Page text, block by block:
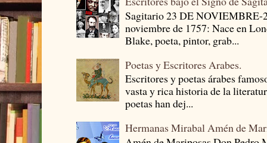
Sagitario 23 DE
noviembre de 1757: Nace en
Blake, poeta, pintor, grab...
Poetas y Escritores Arabes.
Escritores y poetas árabes
vasta y rica historia de la
poetas han dej...
Hermanas Mirabal Amén de